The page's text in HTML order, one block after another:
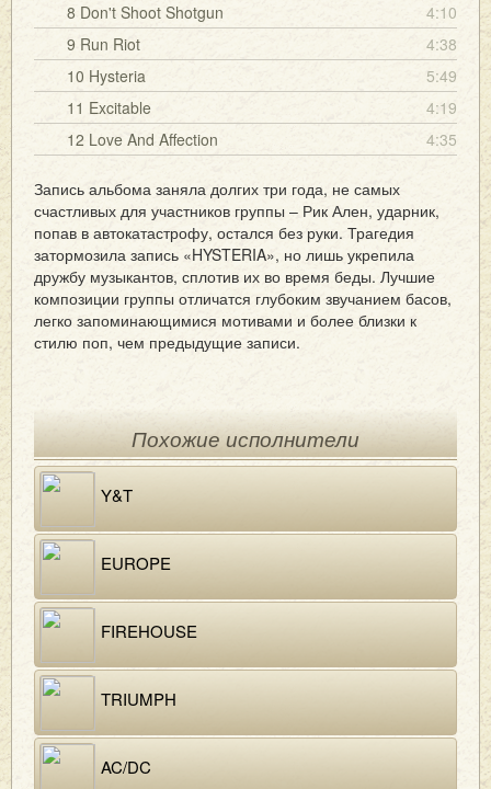
8 Don't Shoot Shotgun
4:10
9 Run Riot
4:38
10 Hysteria
5:49
11 Excitable
4:19
12 Love And Affection
4:35
Запись альбома заняла долгих три года, не самых
счастливых для участников группы – Рик Ален, ударник,
попав в автокатастрофу, остался без руки. Трагедия
затормозила запись «HYSTERIA», но лишь укрепила
дружбу музыкантов, сплотив их во время беды. Лучшие
композиции группы отличатся глубоким звучанием басов,
легко запоминающимися мотивами и более близки к
стилю поп, чем предыдущие записи.
Похожие исполнители
Y&T
EUROPE
FIREHOUSE
TRIUMPH
AC/DC